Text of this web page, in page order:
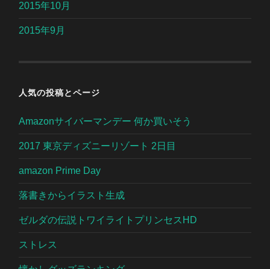
2015年10月
2015年9月
人気の投稿とページ
Amazonサイバーマンデー 何か買いそう
2017 東京ディズニーリゾート 2日目
amazon Prime Day
落書きからイラスト生成
ゼルダの伝説トワイライトプリンセスHD
ストレス